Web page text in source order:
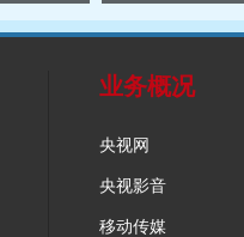
业务概况
央视网
央视影音
移动传媒